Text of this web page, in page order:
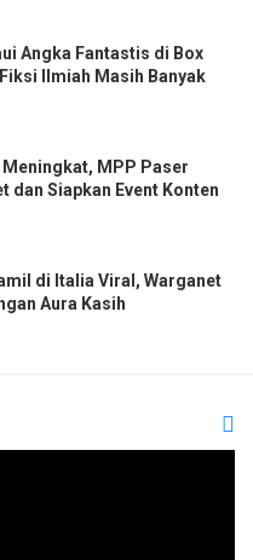
Angka Fantastis di Box
Ilmiah Masih Banyak
MPP Paser
dan Siapkan Event Konten
di Italia Viral, Warganet
Aura Kasih